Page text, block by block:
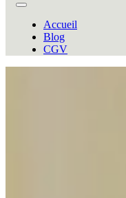
Accueil
Blog
CGV